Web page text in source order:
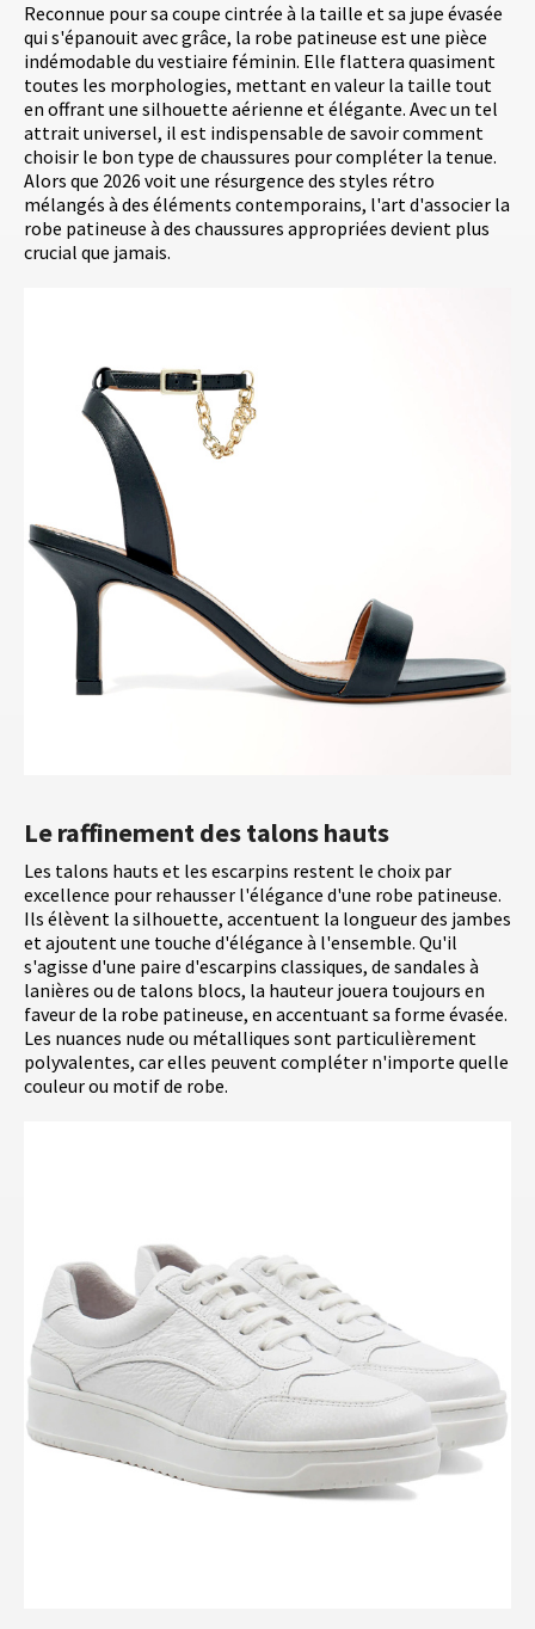
Reconnue pour sa coupe cintrée à la taille et sa jupe évasée
qui s'épanouit avec grâce, la robe patineuse est une pièce
indémodable du vestiaire féminin. Elle flattera quasiment
toutes les morphologies, mettant en valeur la taille tout
en offrant une silhouette aérienne et élégante. Avec un tel
attrait universel, il est indispensable de savoir comment
choisir le bon type de chaussures pour compléter la tenue.
Alors que 2026 voit une résurgence des styles rétro
mélangés à des éléments contemporains, l'art d'associer la
robe patineuse à des chaussures appropriées devient plus
crucial que jamais.
Le raffinement des talons hauts
Les talons hauts et les escarpins restent le choix par
excellence pour rehausser l'élégance d'une robe patineuse.
Ils élèvent la silhouette, accentuent la longueur des jambes
et ajoutent une touche d'élégance à l'ensemble. Qu'il
s'agisse d'une paire d'escarpins classiques, de sandales à
lanières ou de talons blocs, la hauteur jouera toujours en
faveur de la robe patineuse, en accentuant sa forme évasée.
Les nuances nude ou métalliques sont particulièrement
polyvalentes, car elles peuvent compléter n'importe quelle
couleur ou motif de robe.